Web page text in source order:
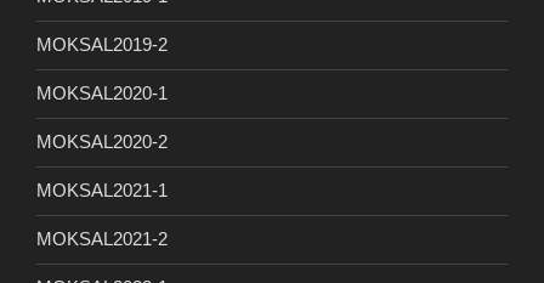
MOKSAL2019-2
MOKSAL2020-1
MOKSAL2020-2
MOKSAL2021-1
MOKSAL2021-2